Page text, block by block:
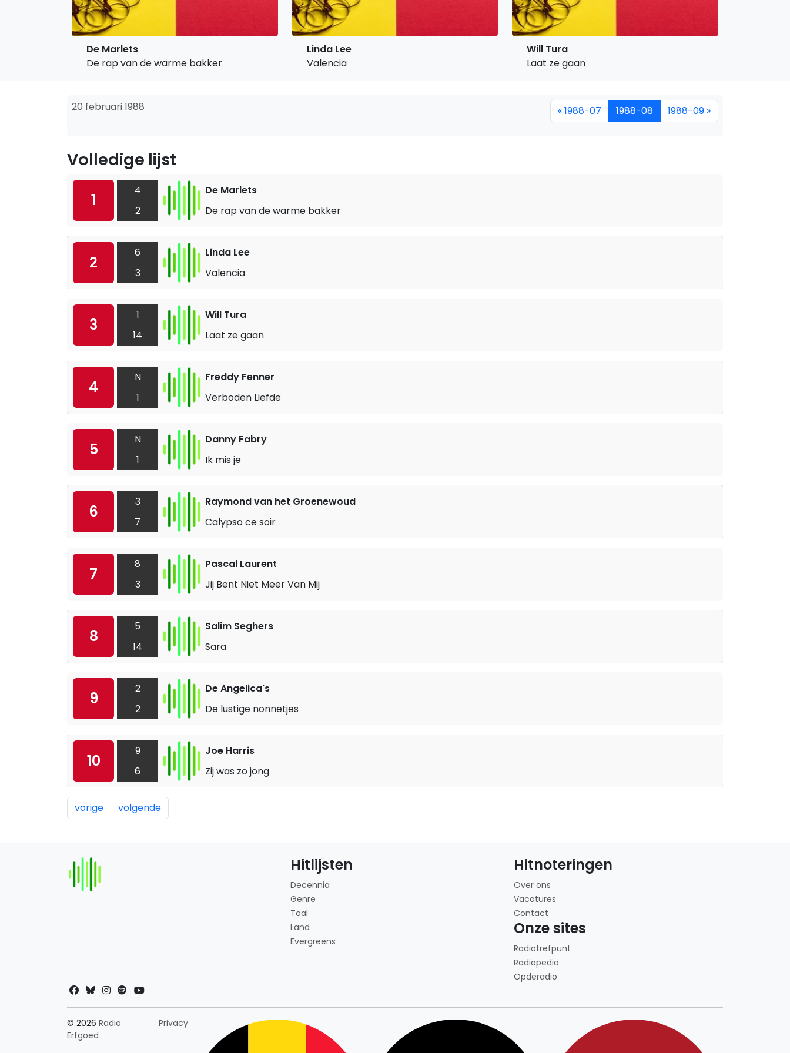
De Marlets
De rap van de warme bakker
Linda Lee
Valencia
Will Tura
Laat ze gaan
20 februari 1988 « 1988-07 1988-08 1988-09 »
Volledige lijst
1
4
2
De Marlets
De rap van de warme bakker
2
6
3
Linda Lee
Valencia
3
1
14
Will Tura
Laat ze gaan
4
N
1
Freddy Fenner
Verboden Liefde
5
N
1
Danny Fabry
Ik mis je
6
3
7
Raymond van het Groenewoud
Calypso ce soir
7
8
3
Pascal Laurent
Jij Bent Niet Meer Van Mij
8
5
14
Salim Seghers
Sara
9
2
2
De Angelica's
De lustige nonnetjes
10
9
6
Joe Harris
Zij was zo jong
vorige volgende
Hitlijsten
Decennia
Genre
Taal
Land
Evergreens
Hitnoteringen
Over ons
Vacatures
Contact
Onze sites
Radiotrefpunt
Radiopedia
Opderadio
© 2026 Radio
Erfgoed
PrivacyLandkeuze